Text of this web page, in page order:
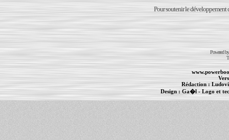
Pour soutenir le développement
Powered
Rédaction :
Design :Ga�l- Logo et
PowerBook